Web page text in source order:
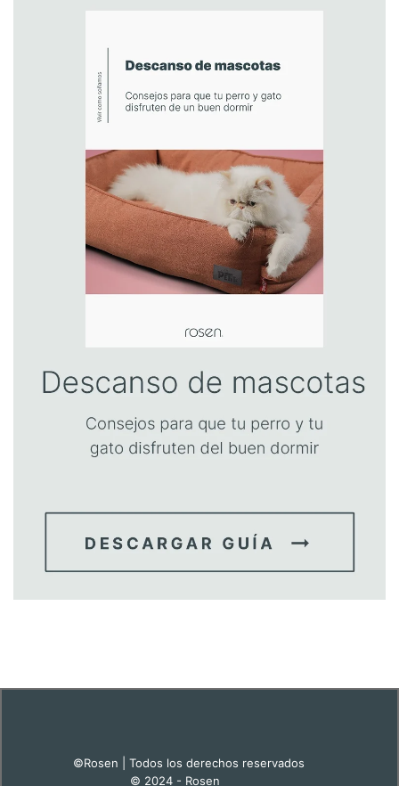
©Rosen | Todos los derechos reservados
© 2024 - Rosen